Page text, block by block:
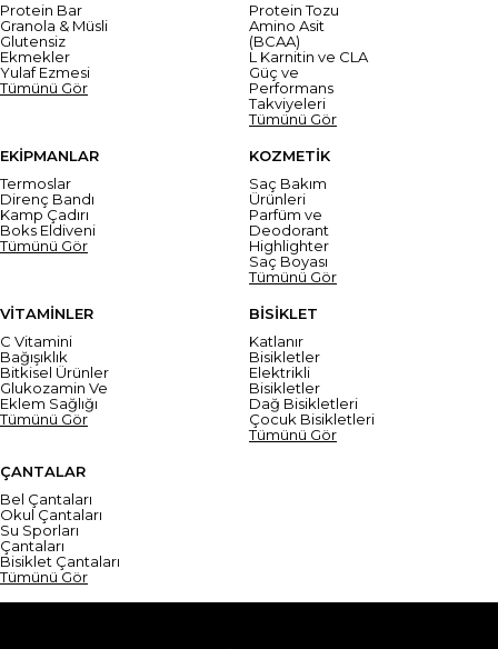
Protein Bar
Granola & Müsli
Glutensiz
Ekmekler
Yulaf Ezmesi
Tümünü Gör
Protein Tozu
Amino Asit
(BCAA)
L Karnitin ve CLA
Güç ve
Performans
Takviyeleri
Tümünü Gör
EKİPMANLAR
Termoslar
Direnç Bandı
Kamp Çadırı
Boks Eldiveni
Tümünü Gör
KOZMETİK
Saç Bakım
Ürünleri
Parfüm ve
Deodorant
Highlighter
Saç Boyası
Tümünü Gör
VİTAMİNLER
C Vitamini
Bağışıklık
Bitkisel Ürünler
Glukozamin Ve
Eklem Sağlığı
Tümünü Gör
BİSİKLET
Katlanır
Bisikletler
Elektrikli
Bisikletler
Dağ Bisikletleri
Çocuk Bisikletleri
Tümünü Gör
ÇANTALAR
Bel Çantaları
Okul Çantaları
Su Sporları
Çantaları
Bisiklet Çantaları
Tümünü Gör